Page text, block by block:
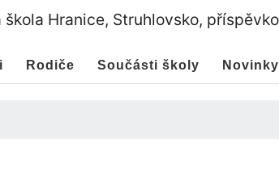
Hranice, Struhlovsko,
Rodiče Součásti školy Novinky